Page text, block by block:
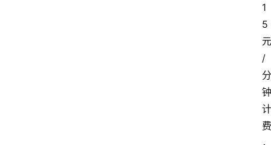
1
5
元
/
分
钟
计
费
，